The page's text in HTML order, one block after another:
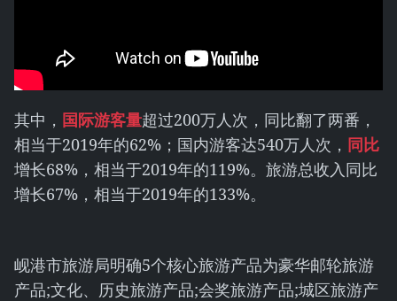
其中， 国际游客量超过200万人次，同比翻了两番，
相当于2019年的62%；国内游客达540万人次， 同比
增长68%，相当于2019年的119%。旅游总收入同比
增长67%，相当于2019年的133%。
岘港市旅游局明确5个核心旅游产品为豪华邮轮旅游
产品;文化、历史旅游产品;会奖旅游产品;城区旅游产